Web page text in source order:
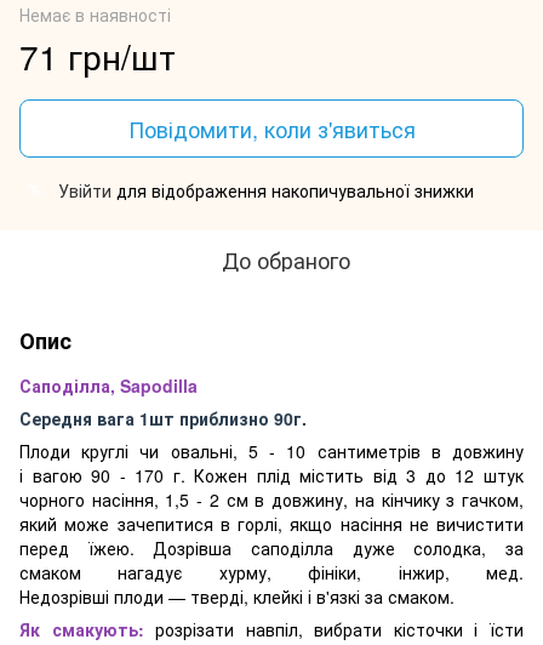
Немає в наявності
71 грн/шт
Повідомити, коли з'явиться
Увійти для відображення накопичувальної знижки
До обраного
Опис
Саподілла, Sapodilla
Середня вага 1шт приблизно 90г.
Плоди круглі чи овальні, 5 - 10 сантиметрів в довжину
і вагою 90 - 170 г. Кожен плід містить від 3 до 12 штук
чорного насіння, 1,5 - 2 см в довжину, на кінчику з гачком,
який може зачепитися в горлі, якщо насіння не вичистити
перед їжею. Дозрівша саподілла дуже солодка, за
смаком нагадує хурму, фініки, інжир, мед.
Недозрівші плоди — тверді, клейкі і в'язкі за смаком.
Як смакують: розрізати навпіл, вибрати кісточки і їсти